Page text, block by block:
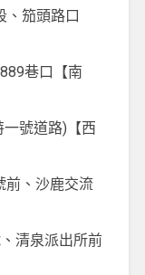
、笳頭路口
巷口【南
一號道路)【西
前、沙鹿交流
清泉派出所前